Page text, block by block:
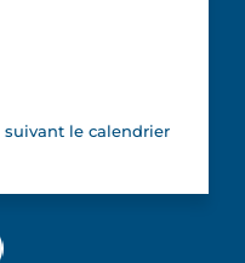
suivant le calendrier